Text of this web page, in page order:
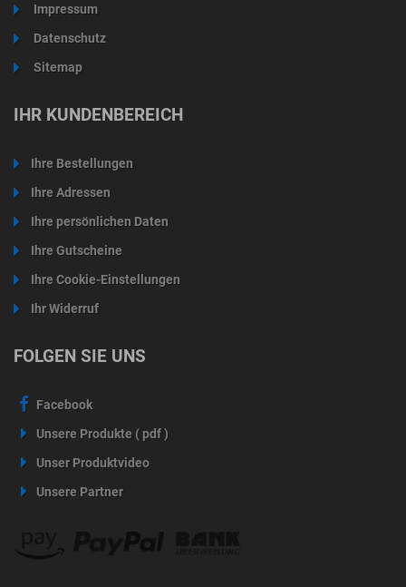
Impressum
Datenschutz
Sitemap
IHR KUNDENBEREICH
Ihre Bestellungen
Ihre Adressen
Ihre persönlichen Daten
Ihre Gutscheine
Ihre Cookie-Einstellungen
Ihr Widerruf
FOLGEN SIE UNS
Facebook
Unsere Produkte ( pdf )
Unser Produktvideo
Unsere Partner